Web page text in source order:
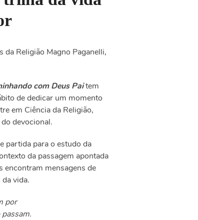
da Religião Magno Paganelli,
com Deus Paitem
de dedicar um momento
em Ciência da Religião,
devocional.
partida para o estudo da
da passagem apontada
mensagens de
vida.
por